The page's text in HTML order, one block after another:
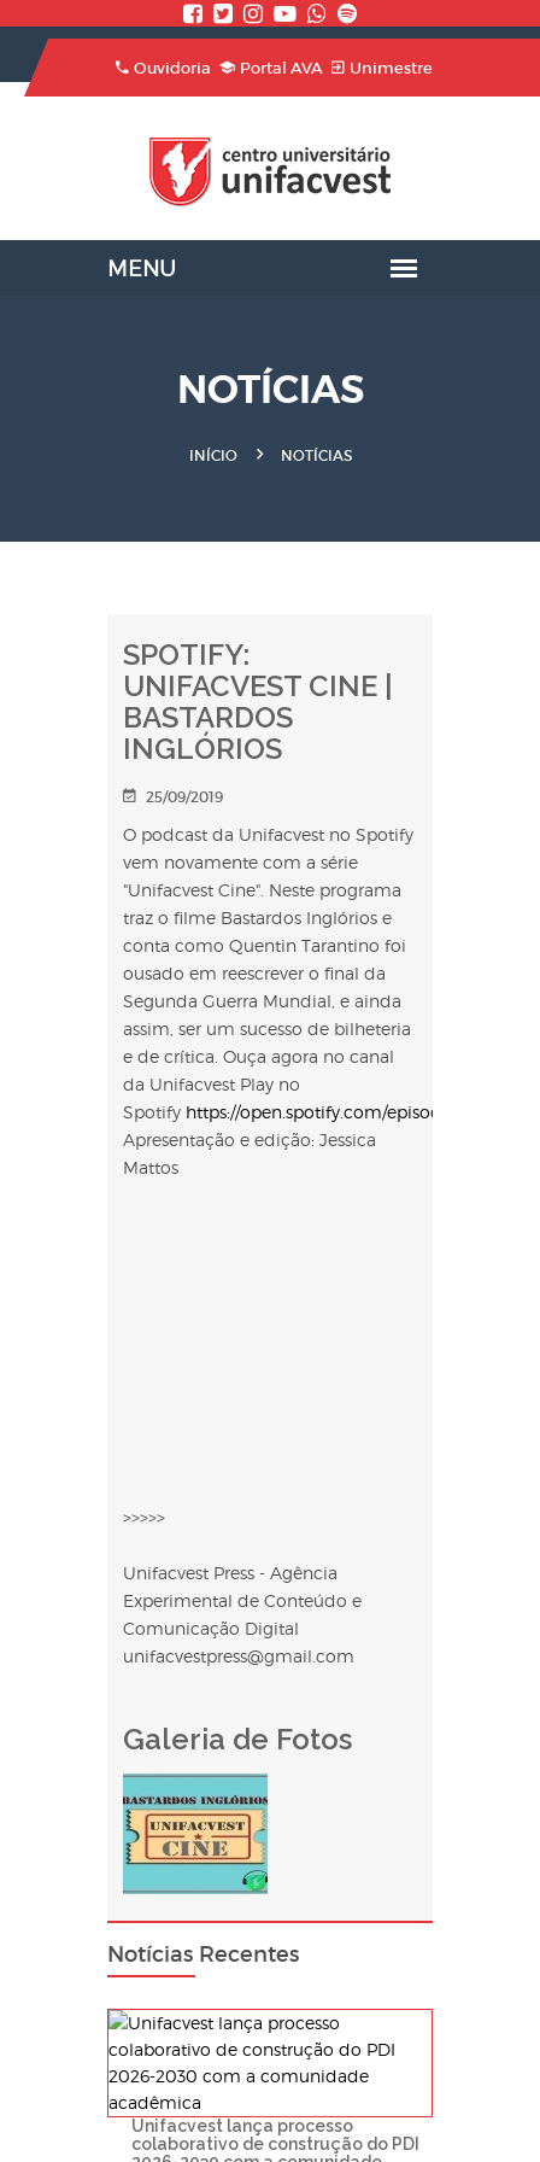
Ouvidoria Portal AVA Unimestre
NOTÍCIAS
INÍCIO NOTÍCIAS
SPOTIFY:
UNIFACVEST CINE |
BASTARDOS
INGLÓRIOS
25/09/2019
O podcast da Unifacvest no Spotify
vem novamente com a série
"Unifacvest Cine". Neste programa
traz o filme Bastardos Inglórios e
conta como Quentin Tarantino foi
ousado em reescrever o final da
Segunda Guerra Mundial, e ainda
assim, ser um sucesso de bilheteria
e de crítica. Ouça agora no canal
da Unifacvest Play no
Spotify https://open.spotify.com/episode/
Apresentação e edição: Jessica
Mattos
>>>>>
Unifacvest Press - Agência
Experimental de Conteúdo e
Comunicação Digital
unifacvestpress@gmail.com
Galeria de Fotos
Notícias Recentes
Unifacvest lança processo
colaborativo de construção do PDI